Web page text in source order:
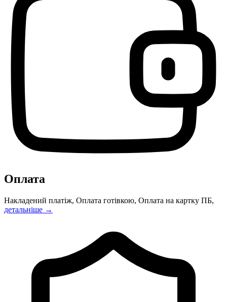
Оплата
Накладений платіж, Оплата готівкою, Оплата на картку ПБ,
детальніше →